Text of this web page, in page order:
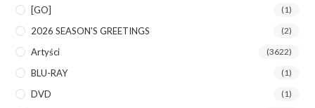
[GO] (1)
2026 SEASON'S GREETINGS (2)
Artyści (3622)
BLU-RAY (1)
DVD (1)